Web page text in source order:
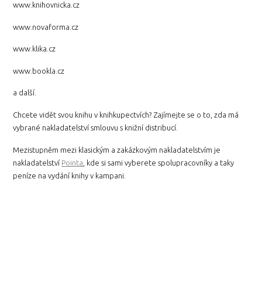
www.knihovnicka.cz
www.novaforma.cz
www.klika.cz
www.bookla.cz
a další.
Chcete vidět svou knihu v knihkupectvích? Zajímejte se o to, zda má
vybrané nakladatelství smlouvu s knižní distribucí.
Mezistupněm mezi klasickým a zakázkovým nakladatelstvím je
nakladatelství Pointa , kde si sami vyberete spolupracovníky a taky
peníze na vydání knihy v kampani.